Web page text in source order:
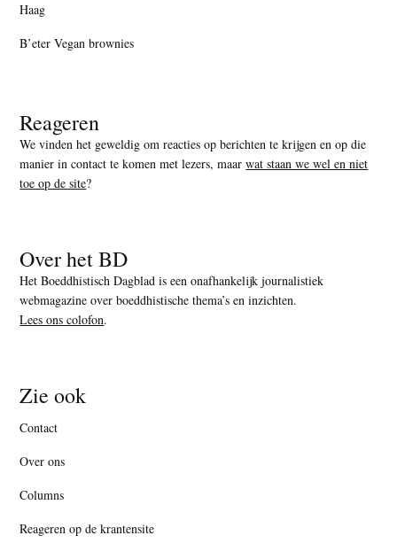
Haag
B’eter Vegan brownies
Reageren
We vinden het geweldig om reacties op berichten te krijgen en op die
manier in contact te komen met lezers, maarwat staan we wel en niet
toe op de site?
Over het BD
Het Boeddhistisch Dagblad is een onafhankelijk journalistiek
webmagazine over boeddhistische thema’s en inzichten.
Lees ons colofon.
Zie ook
Contact
Over ons
Columns
Reageren op de krantensite